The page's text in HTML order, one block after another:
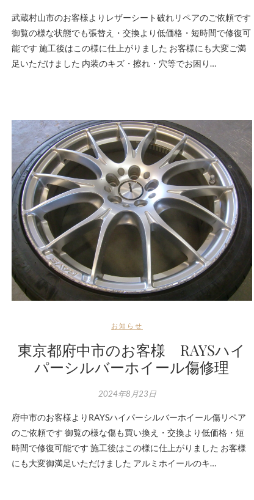
武蔵村山市のお客様よりレザーシート破れリペアのご依頼です
御覧の様な状態でも張替え・交換より低価格・短時間で修復可
能です 施工後はこの様に仕上がりました お客様にも大変ご満
足いただけました 内装のキズ・擦れ・穴等でお困り…
お知らせ
東京都府中市のお客様 RAYSハイ
パーシルバーホイール傷修理
2024年8月23日
府中市のお客様よりRAYSハイパーシルバーホイール傷リペア
のご依頼です 御覧の様な傷も買い換え・交換より低価格・短
時間で修復可能です 施工後はこの様に仕上がりました お客様
にも大変御満足いただけました アルミホイールのキ…